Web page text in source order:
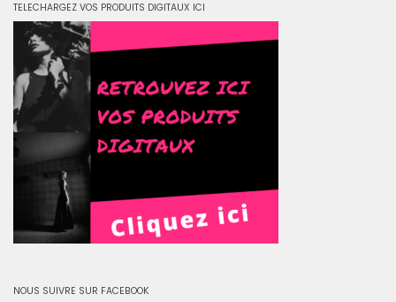
TELECHARGEZ VOS PRODUITS DIGITAUX ICI
NOUS SUIVRE SUR FACEBOOK